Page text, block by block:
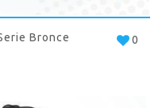
0
Bronce